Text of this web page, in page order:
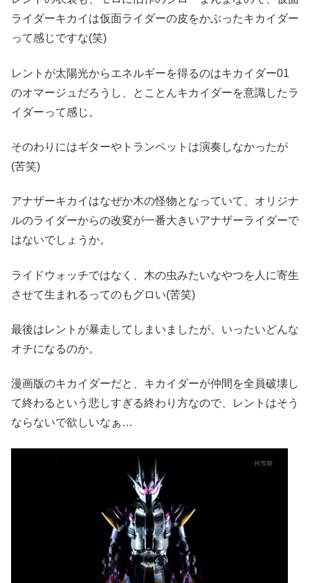
ライダーキカイは仮面ライダーの皮をかぶったキカイダー
って感じですな(笑)
レントが太陽光からエネルギーを得るのはキカイダー01
のオマージュだろうし、とことんキカイダーを意識したラ
イダーって感じ。
そのわりにはギターやトランペットは演奏しなかったが
(苦笑)
アナザーキカイはなぜか木の怪物となっていて、オリジナ
ルのライダーからの改変が一番大きいアナザーライダーで
はないでしょうか。
ライドウォッチではなく、木の虫みたいなやつを人に寄生
させて生まれるってのもグロい(苦笑)
最後はレントが暴走してしまいましたが、いったいどんな
オチになるのか。
漫画版のキカイダーだと、キカイダーが仲間を全員破壊し
て終わるという悲しすぎる終わり方なので、レントはそう
ならないで欲しいなぁ…